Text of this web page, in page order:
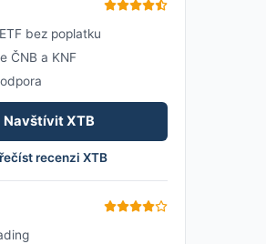
bez poplatku
ČNB a KNF
Navštívit XTB
recenzi XTB